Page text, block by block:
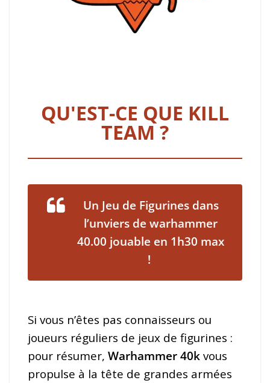
QU'EST-CE QUE KILL
TEAM ?
Un Jeu de Figurines dans
l’unviers de warhammer
40.00 jouable en 1h30 max
!
Si vous n’êtes pas connaisseurs ou
joueurs réguliers de jeux de figurines :
pour résumer, Warhammer 40k vous
propulse à la tête de grandes armées